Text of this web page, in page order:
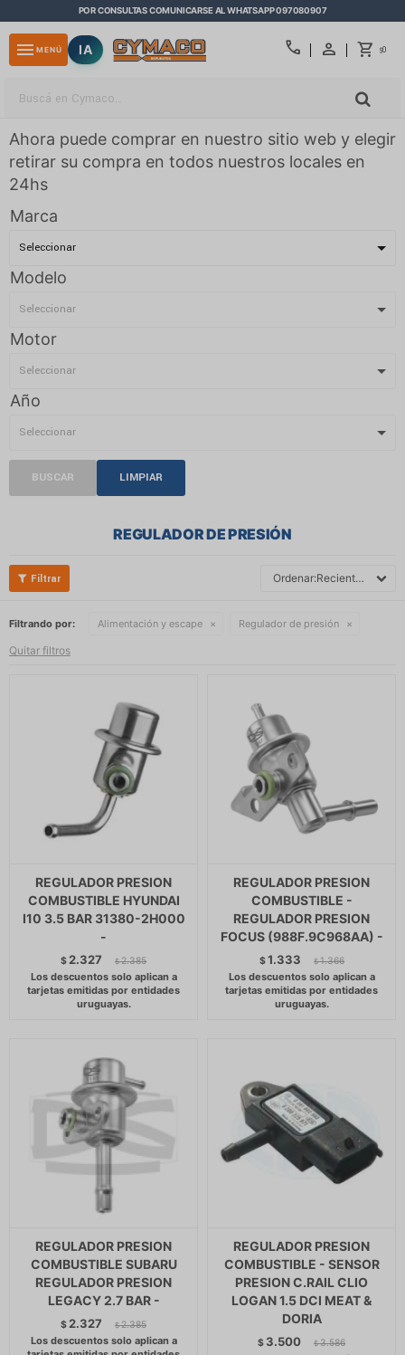
POR CONSULTAS COMUNICARSE AL WHATSAPP 097080907
call $0
menu MENÚ IA
Ahora puede comprar en nuestro sitio web y elegir
retirar su compra en todos nuestros locales en
24hs
Marca
Modelo
Motor
Año
BUSCAR LIMPIAR
REGULADOR DE PRESIÓN
Recientes
Filtrando por: Alimentación y escape Regulador de presión
Quitar filtros
REGULADOR PRESION
COMBUSTIBLE HYUNDAI
I10 3.5 BAR 31380-2H000
-
$ 2.327 $ 2.385
REGULADOR PRESION
COMBUSTIBLE -
REGULADOR PRESION
FOCUS (988F.9C968AA) -
$1.333 $ 1.366
REGULADOR PRESION
COMBUSTIBLE SUBARU
REGULADOR PRESION
LEGACY 2.7 BAR -
$ 2.327 $ 2.385
REGULADOR PRESION
COMBUSTIBLE - SENSOR
PRESION C.RAIL CLIO
LOGAN 1.5 DCI MEAT &
DORIA
$ 3.500 $ 3.586
close